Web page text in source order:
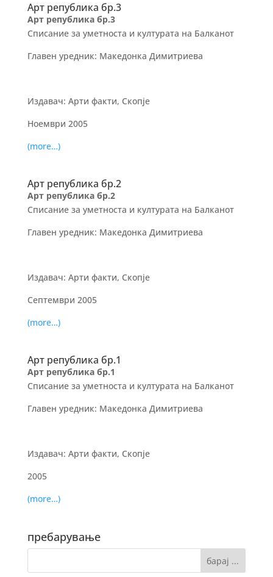
Арт република бр.3
Арт република бр.3
Списание за уметноста и културата на Балканот
Главен уредник: Македонка Димитриева
Издавач: Арти факти, Скопје
Ноември 2005
(more…)
Арт република бр.2
Арт република бр.2
Списание за уметноста и културата на Балканот
Главен уредник: Македонка Димитриева
Издавач: Арти факти, Скопје
Септември 2005
(more…)
Арт република бр.1
Арт република бр.1
Списание за уметноста и културата на Балканот
Главен уредник: Македонка Димитриева
Издавач: Арти факти, Скопје
2005
(more…)
пребарување